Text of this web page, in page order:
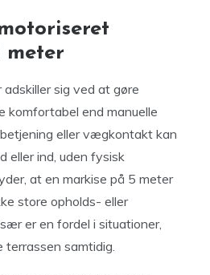
meter
sig ved at gøre
komfortabel end manuelle
eller vægkontakt kan
eller ind, uden fysisk
at en markise på 5 meter
store opholds- eller
er en fordel i situationer,
terrassen samtidig.